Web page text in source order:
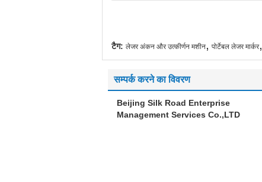
टैग: लेजर अंकन और उत्कीर्णन मशीन, पोर्टेबल लेजर मार्कर,
सम्पर्क करने का विवरण
Beijing Silk Road Enterprise
Management Services Co.,LTD